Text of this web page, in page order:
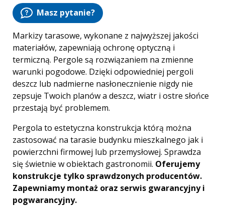
Masz pytanie?
Markizy tarasowe, wykonane z najwyższej jakości
materiałów, zapewniają ochronę optyczną i
termiczną. Pergole są rozwiązaniem na zmienne
warunki pogodowe. Dzięki odpowiedniej pergoli
deszcz lub nadmierne nasłonecznienie nigdy nie
zepsuje Twoich planów a deszcz, wiatr i ostre słońce
przestają być problemem.
Pergola to estetyczna konstrukcja którą można
zastosować na tarasie budynku mieszkalnego jak i
powierzchni firmowej lub przemysłowej. Sprawdza
się świetnie w obiektach gastronomii. Oferujemy
konstrukcje tylko sprawdzonych producentów.
Zapewniamy montaż oraz serwis gwarancyjny i
pogwarancyjny.
Drzwi
Rolety zewnętrzne
Osłony okienne
Rolety rzymskie
Moskitiery
Skrzynki na listy
Markizy, pergole
Bramy garażowe
Winda montażowa